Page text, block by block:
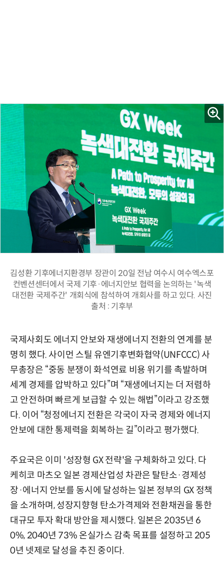
김성환 기후에너지환경부 장관이 20일 전남 여수시 여수엑스포
컨벤션센터에서 국제 기후·에너지안보 협력을 논의하는 '녹색
대전환 국제주간' 개회식에 참석하여 개회사를 하고 있다. 사진
출처 : 기후부
국제사회도 에너지 안보와 재생에너지 전환의 연계를 분
명히 했다. 사이먼 스틸 유엔기후변화협약(UNFCCC) 사
무총장은 “중동 분쟁이 화석연료 비용 위기를 촉발하며
세계 경제를 압박하고 있다”며 “재생에너지는 더 저렴하
고 안전하며 빠르게 보급할 수 있는 해법”이라고 강조했
다. 이어 “청정에너지 전환은 각국이 자국 경제와 에너지
안보에 대한 통제력을 회복하는 길”이라고 평가했다.
주요국은 이미 '성장형 GX 전략'을 구체화하고 있다. 다
케히코 마츠오 일본 경제산업성 차관은 탈탄소·경제성
장·에너지 안보를 동시에 달성하는 일본 정부의 GX 정책
을 소개하며, 성장지향형 탄소가격제와 전환채권을 통한
대규모 투자 확대 방안을 제시했다. 일본은 2035년 6
0%, 2040년 73% 온실가스 감축 목표를 설정하고 205
0년 넷제로 달성을 추진 중이다.